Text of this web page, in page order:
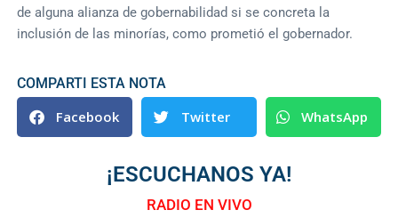
de alguna alianza de gobernabilidad si se concreta la
inclusión de las minorías, como prometió el gobernador.
COMPARTI ESTA NOTA
Facebook Twitter WhatsApp
¡ESCUCHANOS YA!
RADIO EN VIVO